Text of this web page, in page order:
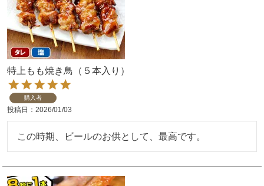
特上もも焼き鳥（５本入り）
購入者
投稿日 2026/01/03
この時期、ビールのお供として、最高です。